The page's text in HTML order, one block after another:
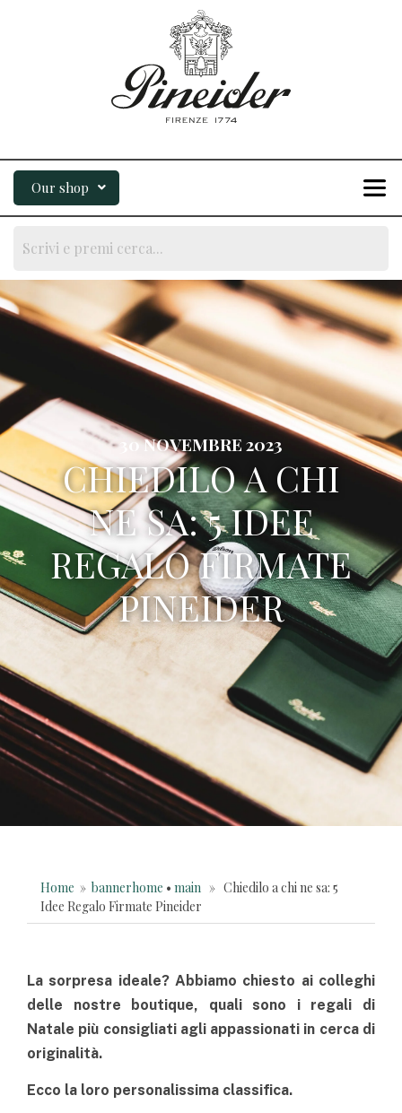
Our shop
30 NOVEMBRE 2023
CHIEDILO A CHI
NE SA: 5 IDEE
REGALO FIRMATE
PINEIDER
Home » bannerhome • main » Chiedilo a chi ne sa: 5
Idee Regalo Firmate Pineider
La sorpresa ideale? Abbiamo chiesto ai colleghi
delle nostre boutique, quali sono i regali di
Natale più consigliati agli appassionati in cerca di
originalità.
Ecco la loro personalissima classifica.